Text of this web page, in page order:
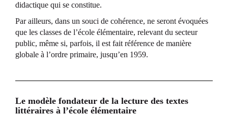
didactique qui se constitue.
Par ailleurs, dans un souci de cohérence, ne seront évoquées
que les classes de l’école élémentaire, relevant du secteur
public, même si, parfois, il est fait référence de manière
globale à l’ordre primaire, jusqu’en 1959.
Le modèle fondateur de la lecture des textes
littéraires à l’école élémentaire